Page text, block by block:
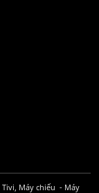
Tivi, Máy chiếu - Máy